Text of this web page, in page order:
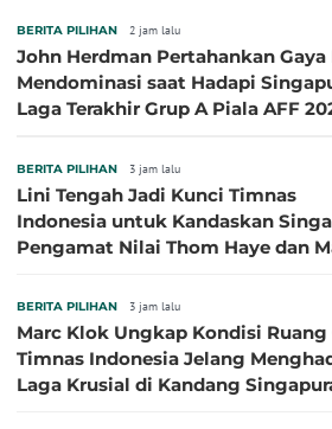
BERITA PILIHAN 2 jam lalu
John Herdman Pertahankan Gaya
Mendominasi saat Hadapi
Laga Terakhir Grup A Piala AFF
BERITA PILIHAN 3 jam lalu
Lini Tengah Jadi Kunci Timnas
Indonesia untuk Kandaskan
Pengamat Nilai Thom Haye dan
BERITA PILIHAN 3 jam lalu
Marc Klok Ungkap Kondisi Ruang
Timnas Indonesia Jelang
Laga Krusial di Kandang